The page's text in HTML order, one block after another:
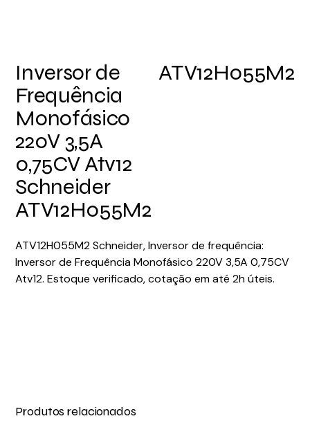
Inversor de
Frequência
Monofásico
220V 3,5A
0,75CV Atv12
Schneider
ATV12H055M2
ATV12H055M2
ATV12H055M2 Schneider, Inversor de frequência:
Inversor de Frequência Monofásico 220V 3,5A 0,75CV
Atv12. Estoque verificado, cotação em até 2h úteis.
Produtos relacionados